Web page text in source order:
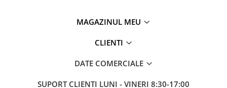
MAGAZINUL MEU
CLIENTI
DATE COMERCIALE
SUPORT CLIENTI LUNI - VINERI 8:30-17:00